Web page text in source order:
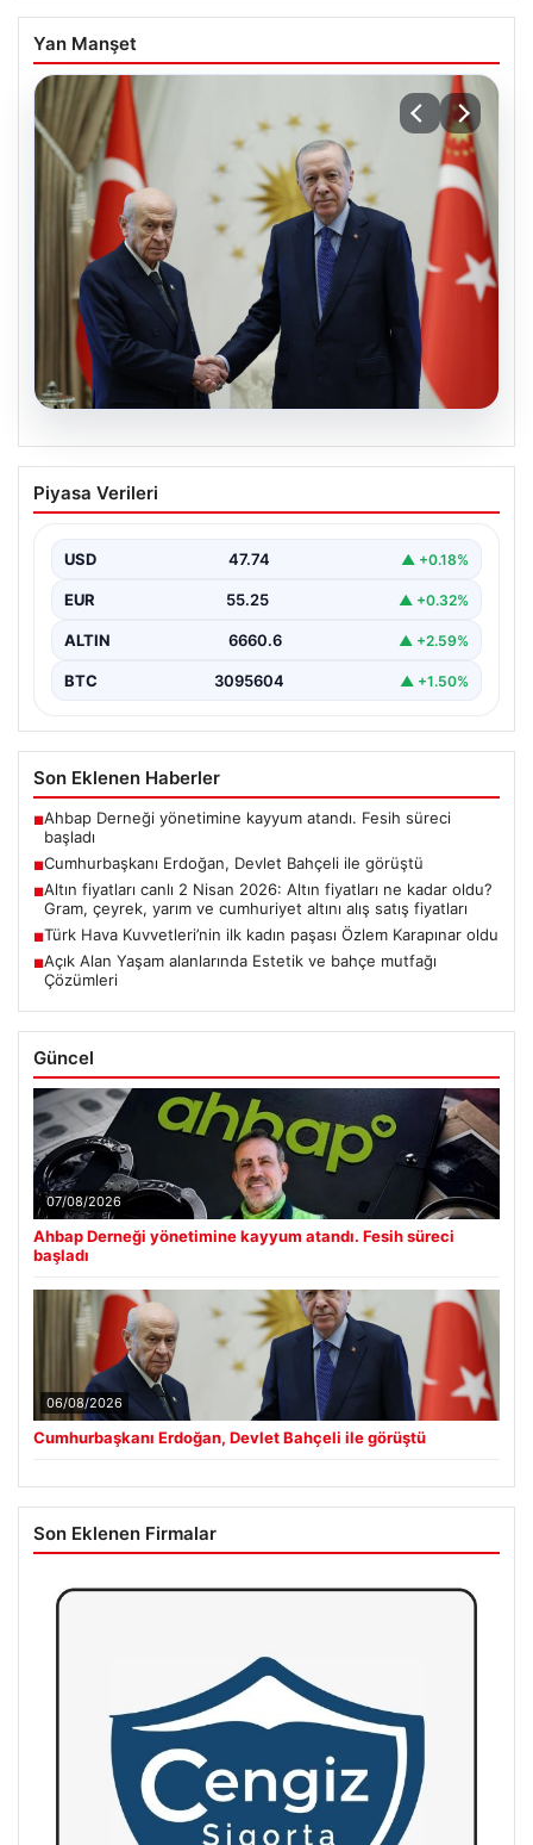
Yan Manşet
06.08.2026
Cumhurbaşkanı Erdoğan, Devlet
Bahçeli ile görüştü
Piyasa Verileri
USD 47.74 ▲ +0.18%
EUR 55.25 ▲ +0.32%
ALTIN 6660.6 ▲ +2.59%
BTC 3095604 ▲ +1.50%
Son Eklenen Haberler
■Ahbap Derneği yönetimine kayyum atandı. Fesih süreci
başladı
■Cumhurbaşkanı Erdoğan, Devlet Bahçeli ile görüştü
■Altın fiyatları canlı 2 Nisan 2026: Altın fiyatları ne kadar oldu?
Gram, çeyrek, yarım ve cumhuriyet altını alış satış fiyatları
■Türk Hava Kuvvetleri’nin ilk kadın paşası Özlem Karapınar oldu
■Açık Alan Yaşam alanlarında Estetik ve bahçe mutfağı
Çözümleri
Güncel
07/08/2026
Ahbap Derneği yönetimine kayyum atandı. Fesih süreci
başladı
06/08/2026
Cumhurbaşkanı Erdoğan, Devlet Bahçeli ile görüştü
Son Eklenen Firmalar